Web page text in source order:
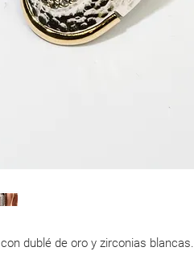
dublé de oro y zirconias blancas.